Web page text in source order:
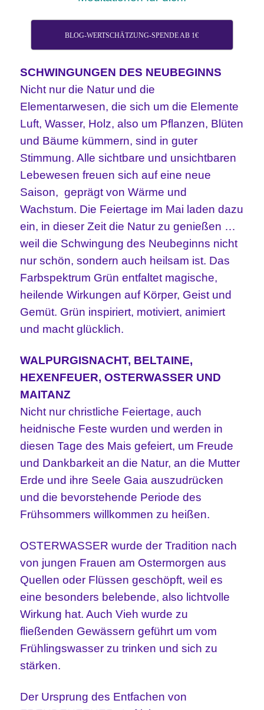
BLOG-WERTSCHÄTZUNG-SPENDE AB 1€
SCHWINGUNGEN DES NEUBEGINNS
Nicht nur die Natur und die
Elementarwesen, die sich um die Elemente
Luft, Wasser, Holz, also um Pflanzen, Blüten
und Bäume kümmern, sind in guter
Stimmung. Alle sichtbare und unsichtbaren
Lebewesen freuen sich auf eine neue
Saison, geprägt von Wärme und
Wachstum. Die Feiertage im Mai laden dazu
ein, in dieser Zeit die Natur zu genießen …
weil die Schwingung des Neubeginns nicht
nur schön, sondern auch heilsam ist. Das
Farbspektrum Grün entfaltet magische,
heilende Wirkungen auf Körper, Geist und
Gemüt. Grün inspiriert, motiviert, animiert
und macht glücklich.
WALPURGISNACHT, BELTAINE,
HEXENFEUER, OSTERWASSER UND
MAITANZ
Nicht nur christliche Feiertage, auch
heidnische Feste wurden und werden in
diesen Tage des Mais gefeiert, um Freude
und Dankbarkeit an die Natur, an die Mutter
Erde und ihre Seele Gaia auszudrücken
und die bevorstehende Periode des
Frühsommers willkommen zu heißen.
OSTERWASSER wurde der Tradition nach
von jungen Frauen am Ostermorgen aus
Quellen oder Flüssen geschöpft, weil es
eine besonders belebende, also lichtvolle
Wirkung hat. Auch Vieh wurde zu
fließenden Gewässern geführt um vom
Frühlingswasser zu trinken und sich zu
stärken.
Der Ursprung des Entfachen von